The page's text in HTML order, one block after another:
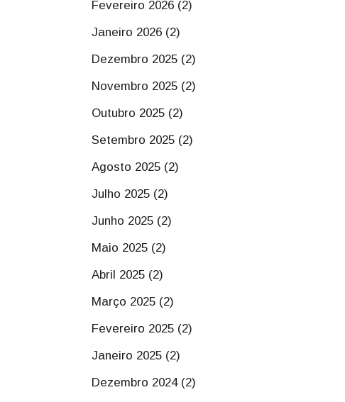
Fevereiro 2026 (2)
Janeiro 2026 (2)
Dezembro 2025 (2)
Novembro 2025 (2)
Outubro 2025 (2)
Setembro 2025 (2)
Agosto 2025 (2)
Julho 2025 (2)
Junho 2025 (2)
Maio 2025 (2)
Abril 2025 (2)
Março 2025 (2)
Fevereiro 2025 (2)
Janeiro 2025 (2)
Dezembro 2024 (2)